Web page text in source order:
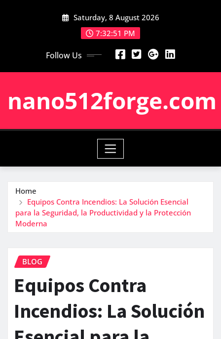
Saturday, 8 August 2026
7:32:52 PM
Follow Us
nano512forge.com
Home
Equipos Contra Incendios: La Solución Esencial
para la Seguridad, la Productividad y la Protección
Moderna
BLOG
Equipos Contra
Incendios: La Solución